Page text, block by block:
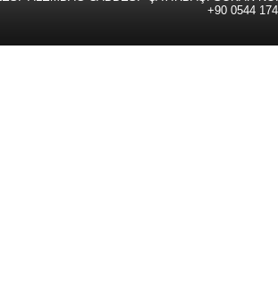
+90 0544